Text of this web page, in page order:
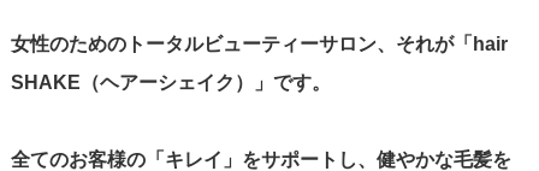
女性のためのトータルビューティーサロン、それが「hair
SHAKE（ヘアーシェイク）」です。
全てのお客様の「キレイ」をサポートし、健やかな毛髪を